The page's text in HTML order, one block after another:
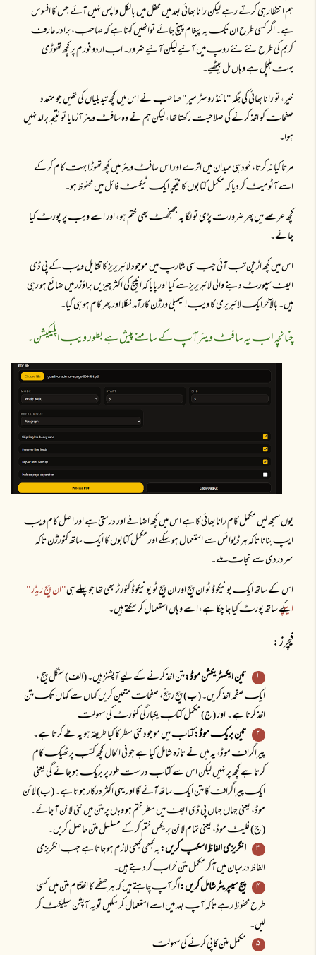
ہم انتظار ہی کرتے رہے لیکن رانا بھائی بعد میں محفل میں بالکل واپس نہیں آئے جس کا افسوس
ہے۔ اگر کسی طرح ان تکـ یہ پیغام پہنچ جائے توانھیں کہنا ہے کہ صاحبـ، برادر عارفـ
کریم کی طرح نئے نئے روپـ میں آئیے لیکن آئیے ضرور۔ ابـ اردو فورم پر کچھ تھوڑی
بہتـ ہلچل ہے وہاں مل بیٹھیے۔
خیر، تو رانا بھائی کی جگہ "مائنڈ روسٹر میر" صاحبـ نے اس میں کچھ تبدیلیاں کی تھیں جو متعدد
صفحاتـ کو اخذ کرنے کی صلاحیتـ رکھتا تھا، لیکن ہم نے وہ سافٹـ ویئر آزمایا تو نتیجہ برامد نہیں
ہوا۔
مرتا کیا نہ کرتا، خود ہی میدان میں اترے اور اس سافٹـ ویئر میں کچھ تھوڑا بہتـ کام کر کے
اسے آٹومیٹـ کر دیا کہ مکمل کتابوں کا نتیجہ ایکـ ٹیکسٹـ فائل میں محفوظ ہو۔
کچھ عرصے میں پھر ضرورتـ پڑی تو لگا یہ جھنجھٹـ بھی ختم ہو، اور اسے ویبـ پر پورٹـ کیا
جائے۔
اس میں کچھ اڑچن تبـ آئی جبـ سی شارپـ میں موجود لائبریریز کا تقابل ویبـ کے پی ڈی
ایفـ سپورٹـ دینے والی لائبریریز سے کیا اور پایا کہ انپیج کی اکثر چیزیں براؤزر میں ضائع ہو رہی
ہیں۔ بالآخر ایکـ لائبریری کا ویبـ اسیمبلی ورژن کارآمد نکلا اور پھر کام ہو ہی گیا۔
چنانچہ ابـ یہ سافٹـ ویئر آپـ کے سامنے پیش ہے بطور ویبـ اپلیکیشن۔
یوں سمجھ لیں مکمل کام رانا بھائی کا ہے اس میں کچھ اضافے اور درستی ہے اور اصل کام ویبـ
ایپـ بنانا تاکہ ہر ڈیوائس سے استعمال ہو سکے اور مکمل کتابوں کا ایکـ ساتھ کنورژن تاکہ
سردردی سے نجاتـ ملے۔
اس کے ساتھ ایکـ یونیکوڈ ٹو ان پیج اور ان پیج ٹو یونیکوڈ کنورٹر بھی تھا جو پہلے ہی"ان پیج ریڈر"
ایپـکے ساتھ پورٹـ کیا جا چکا ہے، اسے وہاں استعمال کر سکتے ہیں۔
فیچرز:
تین ایکسٹریکشن موڈ:متن اخذ کرنے کے لیے آپشنز ہیں۔ (الف) سنگل پیج ،
ایکـ صفحہ اخذ کریں۔ (ب) پیج رینج، صفحاتـ متعین کریں کہاں سے کہاں تکـ متن
اخذ کرنا ہے۔ اور (ج) مکمل کتابـ یکبارگی کنورٹـ کی سہولتـ
تین بریکـ موڈ:کتابـ میں موجود نئی سطر کا کیا طریقہ ہو یہ طے کرتا ہے۔
پیراگرافـ موڈ، یہ میں نے تازہ شامل کیا ہے جو فی الحال کچھ کتبـ پر ٹھیکـ کام
کرتا ہے کچھ پر نہیں لیکن اس سے کتابـ درستـ طور پر بریکـ ہو جائے گی یعنی
ایکـ پیراگرافـ کا متن ایکـ ساتھ آئے گا اور یہی اکثر درکار ہوتا ہے۔ (ب) لائن
موڈ، یعنی جہاں جہاں پی ڈی ایفـ میں سطر ختم ہو وہاں پر متن میں نئی لائن آ جائے۔
(ج) فلیٹـ موڈ، یعنی تمام لائن بریکس ختم کر کے مسلسل متن حاصل کریں۔
انگریزی الفاظ اسکپـ کریں:یہ کبھی کبھی لازم ہو جاتا ہے جبـ انگریزی
الفاظ درمیان میں آکر مکمل متن خرابـ کر دیتے ہیں۔
پیج سیپریٹر شامل کریں:اگر آپـ چاہتے ہیں کہ ہر صفحے کا اختتام متن میں کسی
طرح محفوظ رہے تاکہ آپـ بعد میں اسے استعمال کر سکیں تو یہ آپشن سیلیکٹـ کر
لیں۔
مکمل متن کاپی کرنے کی سہولتـ